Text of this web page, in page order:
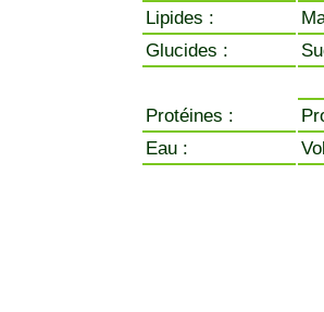
Lipides :
Glucides :
Protéines :
Eau :